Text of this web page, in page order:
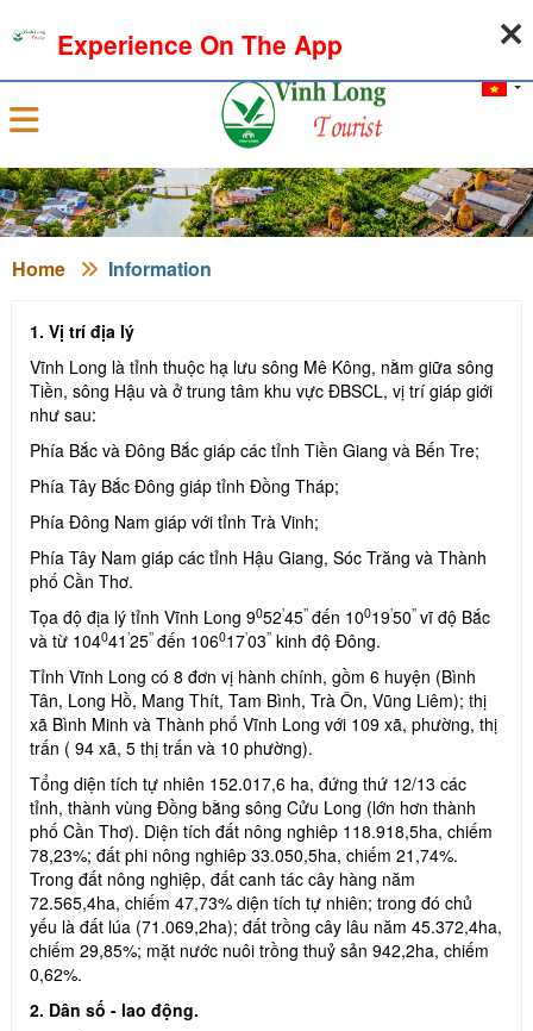
Sign in
Home Information
1. Vị trí địa lý
Vĩnh Long là tỉnh thuộc hạ lưu sông Mê Kông, nằm giữa sông
Tiền, sông Hậu và ở trung tâm khu vực ĐBSCL, vị trí giáp giới
như sau:
Phía Bắc và Đông Bắc giáp các tỉnh Tiền Giang và Bến Tre;
Phía Tây Bắc Đông giáp tỉnh Đồng Tháp;
Phía Đông Nam giáp với tỉnh Trà Vinh;
Phía Tây Nam giáp các tỉnh Hậu Giang, Sóc Trăng và Thành
phố Cần Thơ.
Tọa độ địa lý tỉnh Vĩnh Long 9052’45’’ đến 10019’50’’ vĩ độ Bắc
và từ 104041 ’25’’ đến 106017’03’’ kinh độ Đông.
Tỉnh Vĩnh Long có 8 đơn vị hành chính, gồm 6 huyện (Bình
Tân, Long Hồ, Mang Thít, Tam Bình, Trà Ôn, Vũng Liêm); thị
xã Bình Minh và Thành phố Vĩnh Long với 109 xã, phường, thị
trấn ( 94 xã, 5 thị trấn và 10 phường).
Tổng diện tích tự nhiên 152.017,6 ha, đứng thứ 12/13 các
tỉnh, thành vùng Đồng bằng sông Cửu Long (lớn hơn thành
phố Cần Thơ). Diện tích đất nông nghiêp 118.918,5ha, chiếm
78,23%; đất phi nông nghiêp 33.050,5ha, chiếm 21,74%.
Trong đất nông nghiệp, đất canh tác cây hàng năm
72.565,4ha, chiếm 47,73% diện tích tự nhiên; trong đó chủ
yếu là đất lúa (71.069,2ha); đất trồng cây lâu năm 45.372,4ha,
chiếm 29,85%; mặt nước nuôi trồng thuỷ sản 942,2ha, chiếm
0,62%.
2. Dân số - lao động.
Experience On The App